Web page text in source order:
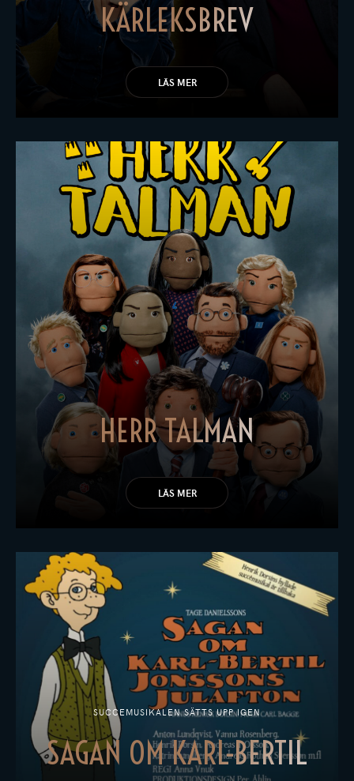
KÄRLEKSBREV
LÄS MER
HERR TALMAN
LÄS MER
SUCCEMUSIKALEN SÄTTS UPP IGEN
SAGAN OM KARL-BERTIL